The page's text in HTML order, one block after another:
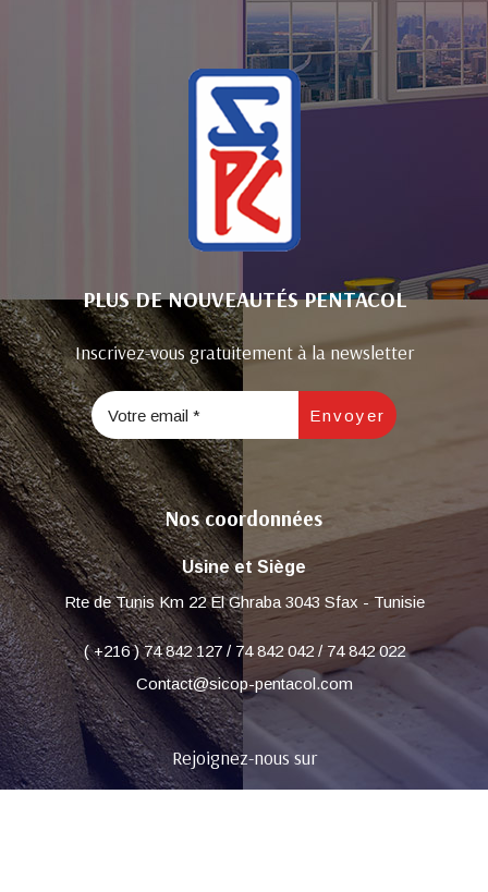
PLUS DE NOUVEAUTÉS PENTACOL
Inscrivez-vous gratuitement à la newsletter
Nos coordonnées
Usine et Siège
Rte de Tunis Km 22 El Ghraba 3043 Sfax - Tunisie
( +216 ) 74 842 127 / 74 842 042 / 74 842 022
Contact@sicop-pentacol.com
Rejoignez-nous sur